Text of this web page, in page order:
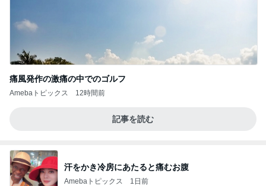
痛風発作の激痛の中でのゴルフ
Amebaトピックス 12時間前
記事を読む
汗をかき冷房にあたると痛むお腹
Amebaトピックス 1日前